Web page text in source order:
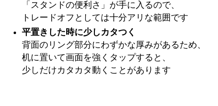
「スタンドの便利さ」が手に入るので、
トレードオフとしては十分アリな範囲です
平置きした時に少しカタつく
背面のリング部分にわずかな厚みがあるため、
机に置いて画面を強くタップすると、
少しだけカタカタ動くことがあります